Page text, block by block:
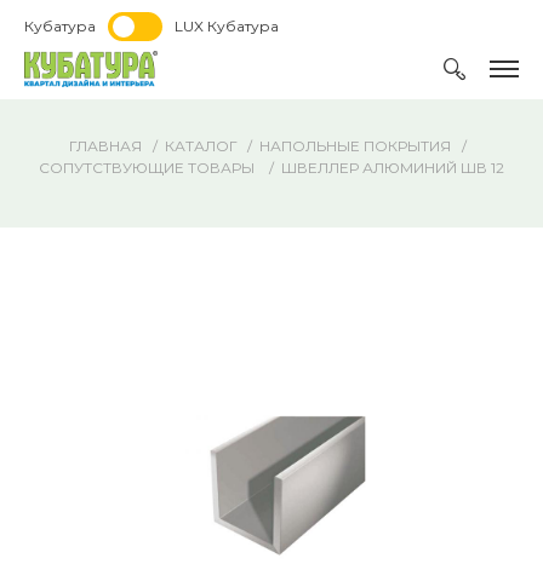
Кубатура LUX Кубатура
ГЛАВНАЯ КАТАЛОГ
НАПОЛЬНЫЕ ПОКРЫТИЯ
СОПУТСТВУЮЩИЕ ТОВАРЫ
ШВЕЛЛЕР АЛЮМИНИЙ ШВ 12